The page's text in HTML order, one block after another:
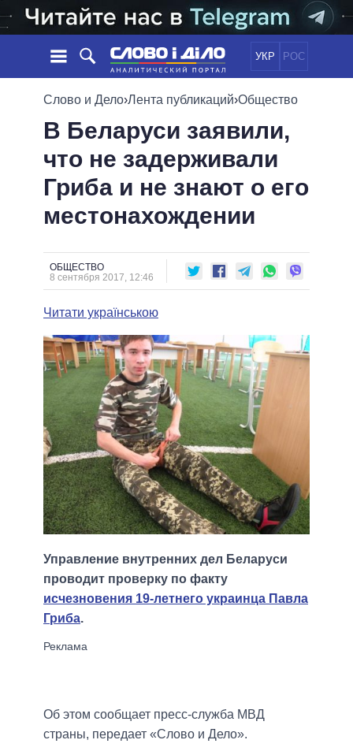
УКР РОС
НОВОСТИ
ЛЕНТА
СОБЫТИЯ
СТАТЬИ
МНЕНИЯ
ОБЗОРЫ
ДАЙДЖЕСТЫ
ПОЛИТИКА
ЭКОНОМИКА
ОБЩЕСТВО
ОБЕЩАНИЯ
ПОЛИТИКИ
ВСЕ ПОЛИТИКИ
ПРЕЗИДЕНТ И ОФИС
ВЕРХОВНАЯ РАДА
КАБИНЕТ МИНИСТРОВ
МЭРЫ
ВСЕ ПЕРСОНЫ
ПОДДЕРЖАТЬ
СРАВНЕНИЕ ПОЛИТИКОВ
Слово и Дело›Лента публикаций›Общество
В Беларуси заявили,
что не задерживали
Гриба и не знают о его
местонахождении
ОБЩЕСТВО
8 сентября 2017, 12:46
Читати українською
Управление внутренних дел Беларуси
проводит проверку по факту
исчезновения 19-летнего украинца Павла
Гриба.
Об этом сообщает пресс-служба МВД
страны, передает «Слово и Дело».